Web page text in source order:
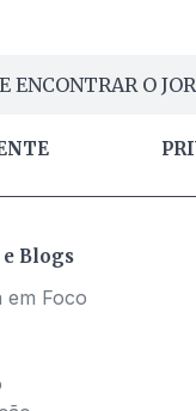
ENCONTRAR O
Blogs
em Foco